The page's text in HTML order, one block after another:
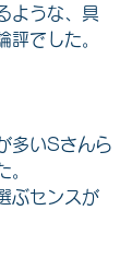
ような、具
評でした。
多いSさんら
。
ぶセンスが